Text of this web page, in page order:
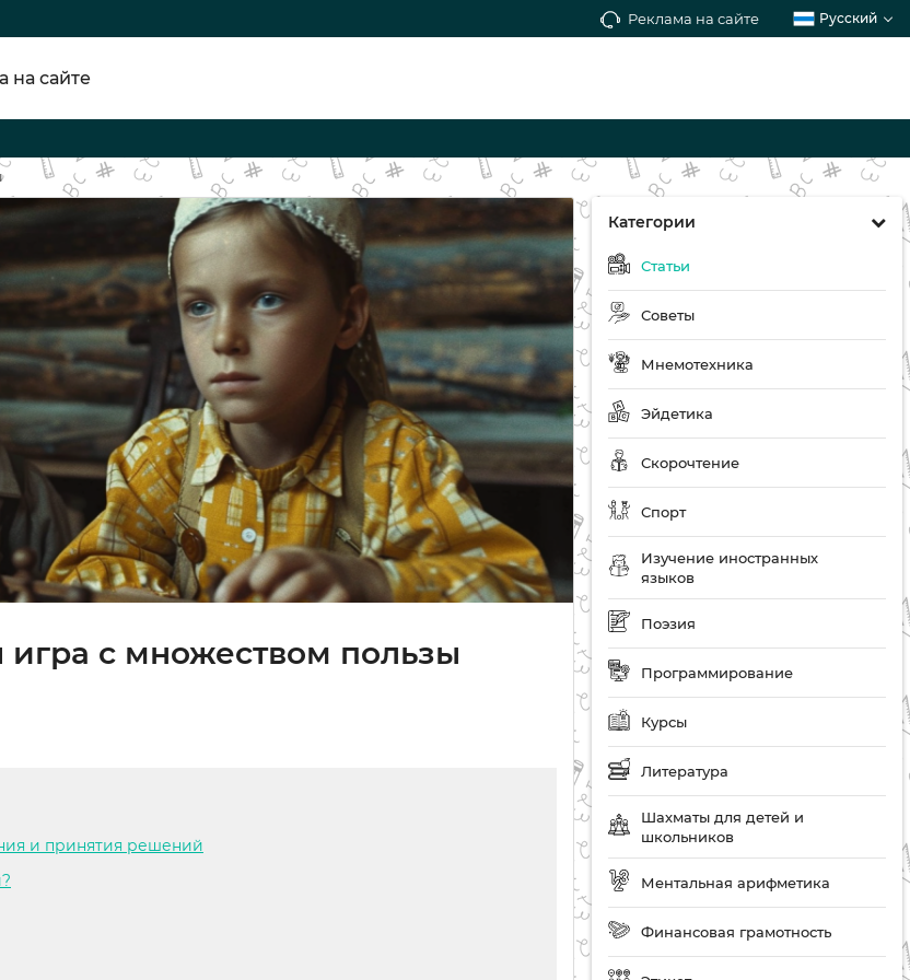
Реклама на сайте Русский
на сайте
Категории
Статьи
Советы
Мнемотехника
Эйдетика
Скорочтение
Спорт
Изучение иностранных
языков
Поэзия
Программирование
Курсы
Литература
Шахматы для детей и
школьников
Ментальная арифметика
Финансовая грамотность
с множеством пользы
и принятия решений